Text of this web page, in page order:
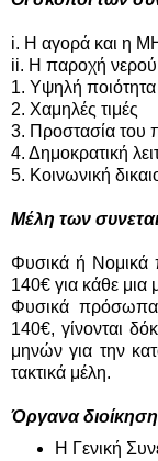
i. Η αγορά και η
ii. Η παροχή νερού
1. Υψηλή ποιότητα
2. Χαμηλές τιμές
3. Προστασία του
4. Δημοκρατική
5. Κοινωνική
Μέλη των
Φυσικά ή
140€ για κάθε μια
Φυσικά
140€, γίνονται
μηνών για την
τακτικά μέλη.
Όργανα
Η Γενική